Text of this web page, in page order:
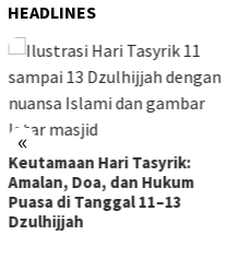
HEADLINES
«
Hari Tasyrik:
Doa, dan Hukum
di Tanggal 11–13